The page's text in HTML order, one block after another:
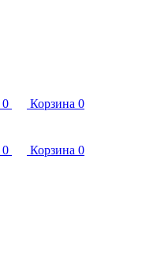
0 Корзина 0
0 Корзина 0